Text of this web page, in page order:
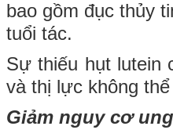
bao gồm đục thủy
tuổi tác.
Sự thiếu hụt lutein
và thị lực không
Giảm nguy cơ